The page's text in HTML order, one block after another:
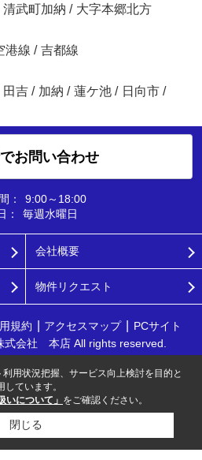
清武町加納 / 大字本郷北方
港線 / 吉都線
田吉 / 加納 / 蓮ケ池 / 日向市 /
お問い合わせ
：
9:00～18:00
：
毎週水曜日
会社概要
物件リクエスト
規約 アクセスマップ
PCサイト
式会社 本店 All rights reserved.
用状況把握、サービス向上検討を目的と
ています。
いについて」 をご確認ください。
閉じる